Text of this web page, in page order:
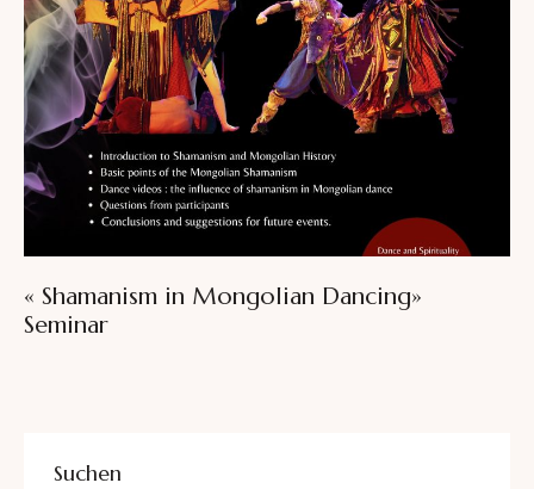
« Shamanism in Mongolian Dancing»
Seminar
Suchen